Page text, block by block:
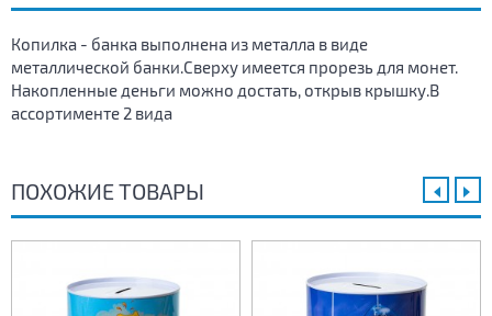
Копилка - банка выполнена из металла в виде
металлической банки.Сверху имеется прорезь для монет.
Накопленные деньги можно достать, открыв крышку.В
ассортименте 2 вида
ПОХОЖИЕ ТОВАРЫ